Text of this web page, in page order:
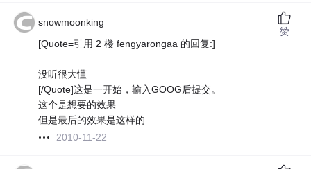
snowmoonking
[Quote=引用 2 楼 fengyarongaa 的回复:]
没听很大懂
[/Quote]这是一开始，输入GOOG后提交。
这个是想要的效果
但是最后的效果是这样的
2010-11-22
赞